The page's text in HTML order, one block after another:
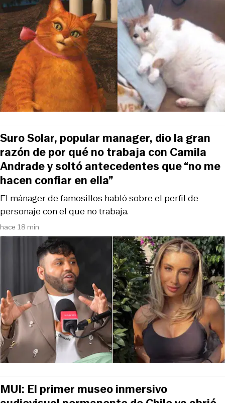
hace 18 min
El mánager de famosillos habló sobre el perfil de
personaje con el que no trabaja.
Suro Solar, popular manager, dio la gran
razón de por qué no trabaja con Camila
Andrade y soltó antecedentes que “no me
hacen confiar en ella”
MUI: El primer museo inmersivo